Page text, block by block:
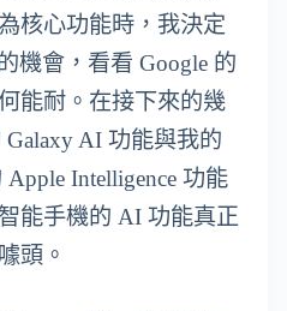
核心功能時，我決定
機會，看看 Google 的
能耐。在接下來的幾
AI 功能與我的
Intelligence 功能
能手機的 AI 功能真正
頭。